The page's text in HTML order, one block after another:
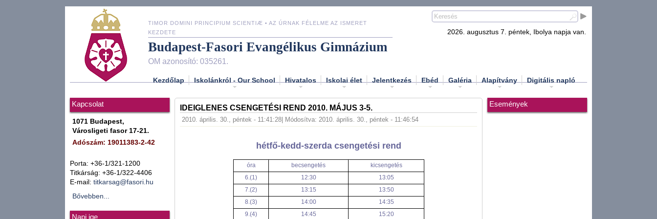
TIMOR DOMINI PRINCIPIUM SCIENTIÆ • AZ ÚRNAK FÉLELME AZ ISMERET
KEZDETE
Budapest-Fasori Evangélikus Gimnázium
OM azonosító: 035261.
2026. augusztus 7. péntek, Ibolya napja van.
Kezdőlap Iskolánkról - Our School Hivatalos Iskolai élet Jelentkezés Ebéd Galéria Alapítvány Digitális napló
Kapcsolat
1071 Budapest,
Városligeti fasor 17-21.
Adószám: 19011383-2-42
Porta: +36-1/321-1200
Titkárság: +36-1/322-4406
E-mail: titkarsag@fasori.hu
Bővebben...
Napi ige
IDEIGLENES CSENGETÉSI REND 2010. MÁJUS 3-5.
2010. április. 30., péntek - 11:41:28 | Módosítva: 2010. április. 30., péntek - 11:46:54
hétfő-kedd-szerda csengetési rend
óra becsengetés
kicsengetés
6.(1)
12:30
13:05
7.(2)
13:15
13:50
8.(3)
14:00
14:35
9.(4)
14:45
15:20
Események